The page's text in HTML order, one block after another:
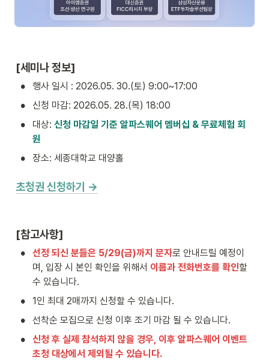
[세미나 정보]
• 행사 일시 : 2026.05. 30.(토) 9:00~17:00
• 신청 마감: 2026.05. 28.(목) 18:00
• 대상: 신청 마감일 기준 알파스퀘어 멤버십 & 무료체험 회
원
• 장소: 세종대학교 대양홀
초청권 신청하기 →
[참고사항]
• 선정 되신 분들은 5/29(금)까지 문자로 안내드릴 예정이
며, 입장 시 본인 확인을 위해서 이름과 전화번호를 확인할
수 있습니다.
• 1인 최대 2매까지 신청할 수 있습니다.
• 선착순 모집으로 신청 이후 조기 마감 될 수 있습니다.
•
신청 후 실제 참석하지 않을 경우, 이후 알파스퀘어 이벤트
초청 대상에서 제외될 수 있습니다.